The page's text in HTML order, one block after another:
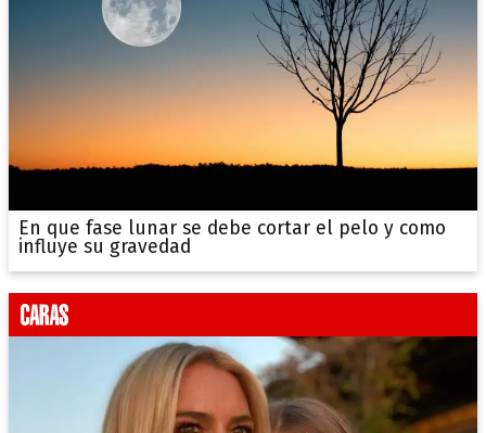
En que fase lunar se debe cortar el pelo y como
influye su gravedad